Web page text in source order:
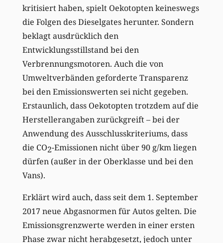
kritisiert haben, spielt Oekotopten keineswegs
die Folgen des Dieselgates herunter. Sondern
beklagt ausdrücklich den
Entwicklungsstillstand bei den
Verbrennungsmotoren. Auch die von
Umweltverbänden geforderte Transparenz
bei den Emissionswerten sei nicht gegeben.
Erstaunlich, dass Oekotopten trotzdem auf die
Herstellerangaben zurückgreift – bei der
Anwendung des Ausschlusskriteriums, dass
die CO2-Emissionen nicht über 90 g/km liegen
dürfen (außer in der Oberklasse und bei den
Vans).
Erklärt wird auch, dass seit dem 1. September
2017 neue Abgasnormen für Autos gelten. Die
Emissionsgrenzwerte werden in einer ersten
Phase zwar nicht herabgesetzt, jedoch unter